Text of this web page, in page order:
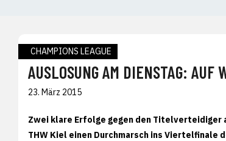
CHAMPIONS LEAGUE
AUSLOSUNG AM DIENSTAG:
23. März 2015
Zwei klare Erfolge gegen den Titelverteidiger
THW Kiel einen Durchmarsch ins Viertelfinale